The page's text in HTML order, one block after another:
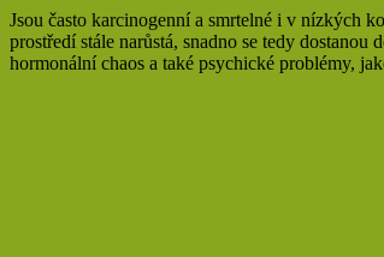
Jsou často karcinogenní a smrtelné i v nízkých
prostředí stále narůstá, snadno se tedy
hormonální chaos a také psychické problémy,